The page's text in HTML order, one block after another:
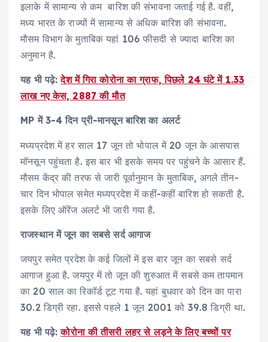
इलाके में सामान्य से कम बारिश की संभावना जताई गई है. वहीं,
मध्य भारत के राज्यों में सामान्य से अधिक बारिश की संभावना.
मौसम विभाग के मुताबिक यहां 106 फीसदी से ज्यादा बारिश का
अनुमान है.
यह भी पढ़े:देश में गिरा कोरोना का ग्राफ, पिछले 24 घंटे में 1.33
लाख नए केस, 2887 की मौत
MP में 3-4 दिन प्री-मानसून बारिश का अलर्ट
मध्यप्रदेश में हर साल 17 जून तो भोपाल में 20 जून के आसपास
मॉनसून पहुंचता है. इस बार भी इसके समय पर पहुंचने के आसार हैं.
मौसम केंद्र की तरफ से जारी पूर्वानुमान के मुताबिक, अगले तीन-
चार दिन भोपाल समेत मध्यप्रदेश में कहीं-कहीं बारिश हो सकती है.
इसके लिए ऑरेंज अलर्ट भी जारी गया है.
राजस्थान में जून का सबसे सर्द आगाज
जयपुर समेत प्रदेश के कई जिलों में इस बार जून का सबसे सर्द
आगाज हुआ है. जयपुर में तो जून की शुरुआत में सबसे कम तापमान
का 20 साल का रिकॉर्ड टूट गया है. यहां बुधवार को दिन का पारा
30.2 डिग्री रहा. इससे पहले 1 जून 2001 को 39.8 डिग्री था.
यह भी पढ़े:कोरोना की तीसरी लहर से लड़ने के लिए बच्चों पर